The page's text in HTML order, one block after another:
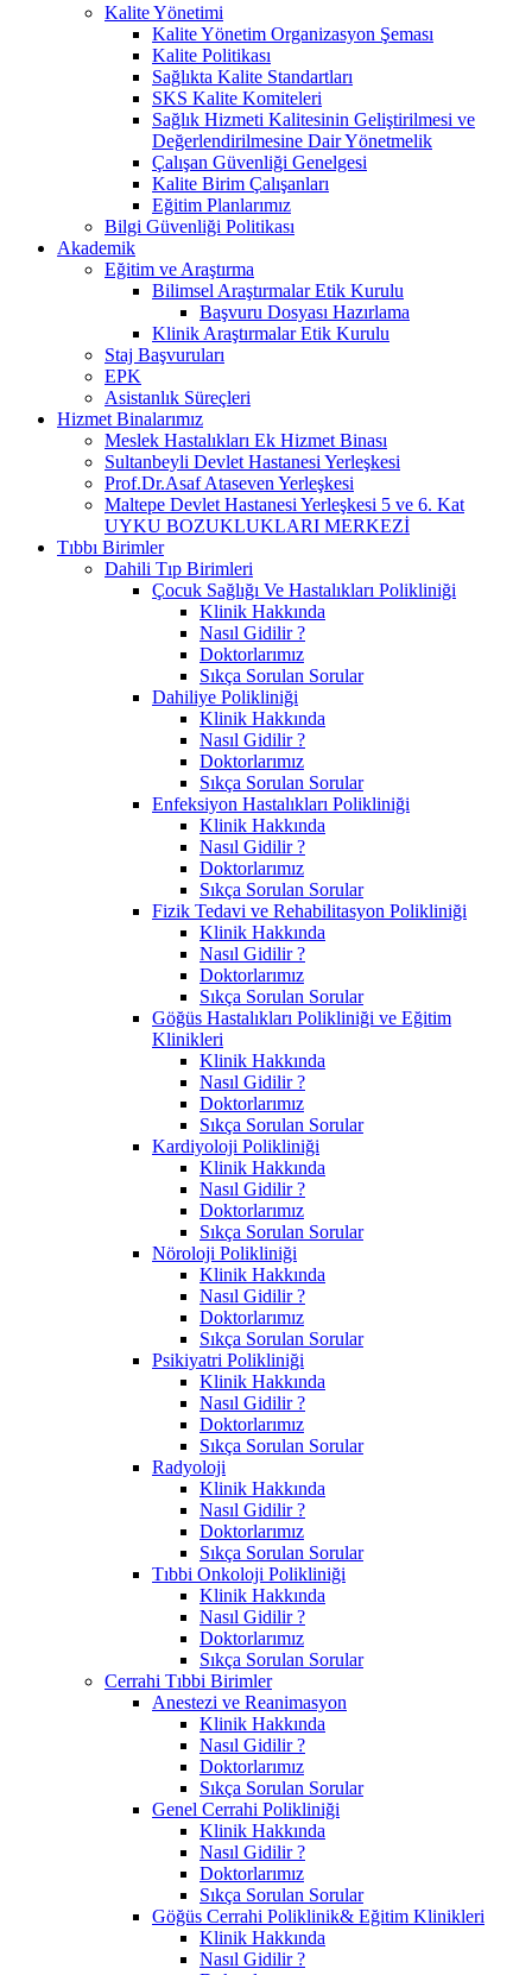
Kalite Yönetimi
Kalite Yönetim Organizasyon Şeması
Kalite Politikası
Sağlıkta Kalite Standartları
SKS Kalite Komiteleri
Sağlık Hizmeti Kalitesinin Geliştirilmesi ve
Değerlendirilmesine Dair Yönetmelik
Çalışan Güvenliği Genelgesi
Kalite Birim Çalışanları
Eğitim Planlarımız
Bilgi Güvenliği Politikası
Akademik
Eğitim ve Araştırma
Bilimsel Araştırmalar Etik Kurulu
Başvuru Dosyası Hazırlama
Klinik Araştırmalar Etik Kurulu
Staj Başvuruları
EPK
Asistanlık Süreçleri
Hizmet Binalarımız
Meslek Hastalıkları Ek Hizmet Binası
Sultanbeyli Devlet Hastanesi Yerleşkesi
Prof.Dr.Asaf Ataseven Yerleşkesi
Maltepe Devlet Hastanesi Yerleşkesi 5 ve 6. Kat
UYKU BOZUKLUKLARI MERKEZİ
Tıbbı Birimler
Dahili Tıp Birimleri
Çocuk Sağlığı Ve Hastalıkları Polikliniği
Klinik Hakkında
Nasıl Gidilir ?
Doktorlarımız
Sıkça Sorulan Sorular
Dahiliye Polikliniği
Klinik Hakkında
Nasıl Gidilir ?
Doktorlarımız
Sıkça Sorulan Sorular
Enfeksiyon Hastalıkları Polikliniği
Klinik Hakkında
Nasıl Gidilir ?
Doktorlarımız
Sıkça Sorulan Sorular
Fizik Tedavi ve Rehabilitasyon Polikliniği
Klinik Hakkında
Nasıl Gidilir ?
Doktorlarımız
Sıkça Sorulan Sorular
Göğüs Hastalıkları Polikliniği ve Eğitim
Klinikleri
Klinik Hakkında
Nasıl Gidilir ?
Doktorlarımız
Sıkça Sorulan Sorular
Kardiyoloji Polikliniği
Klinik Hakkında
Nasıl Gidilir ?
Doktorlarımız
Sıkça Sorulan Sorular
Nöroloji Polikliniği
Klinik Hakkında
Nasıl Gidilir ?
Doktorlarımız
Sıkça Sorulan Sorular
Psikiyatri Polikliniği
Klinik Hakkında
Nasıl Gidilir ?
Doktorlarımız
Sıkça Sorulan Sorular
Radyoloji
Klinik Hakkında
Nasıl Gidilir ?
Doktorlarımız
Sıkça Sorulan Sorular
Tıbbi Onkoloji Polikliniği
Klinik Hakkında
Nasıl Gidilir ?
Doktorlarımız
Sıkça Sorulan Sorular
Cerrahi Tıbbi Birimler
Anestezi ve Reanimasyon
Klinik Hakkında
Nasıl Gidilir ?
Doktorlarımız
Sıkça Sorulan Sorular
Genel Cerrahi Polikliniği
Klinik Hakkında
Nasıl Gidilir ?
Doktorlarımız
Sıkça Sorulan Sorular
Göğüs Cerrahi Poliklinik& Eğitim Klinikleri
Klinik Hakkında
Nasıl Gidilir ?